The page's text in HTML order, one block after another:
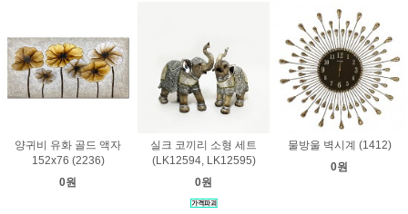
양귀비 유화 골드 액자
152x76 (2236)
0원
실크 코끼리 소형 세트
(LK12594, LK12595)
0원
물방울 벽시계 (1412)
0원